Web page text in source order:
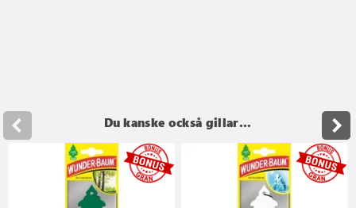
Du kanske också gillar...